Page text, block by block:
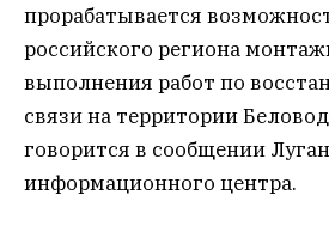
прорабатывается
российского региона
выполнения работ по
связи на территории
говорится в сообщении
информационного центра.